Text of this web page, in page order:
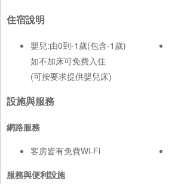
住宿說明
嬰兒:由0到-1歲(包含-1歲)
如不加床可免費入住
(可按要求提供嬰兒床)
設施與服務
網路服務
客房皆有免費Wi-Fi
服務與便利設施